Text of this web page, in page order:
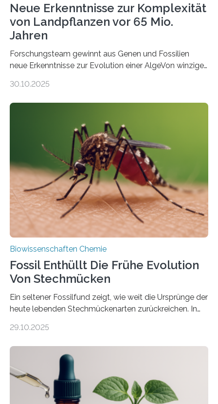
Neue Erkenntnisse zur Komplexität
von Landpflanzen vor 65 Mio.
Jahren
Forschungsteam gewinnt aus Genen und Fossilien
neue Erkenntnisse zur Evolution einer AlgeVon winzigen
Landpflanzen zählen zu den komplexesten
Grünalgen, die vor Hunderten von Millionen Jahren
lebten. Unter den Vorfahren sticht eine Gruppe heraus,
die noch heute in der Natur vorkommt: die
Süßwasseralge Coleochaetophyceae. Einige Arten
dieser Gruppe bilden aus Zellfäden dichte Geflechte
mit scheibenförmiger Gestalt. Was auffällig ist: Die
nächsten…
30.10.2025
Biowissenschaften Chemie
Fossil Enthüllt Die Frühe Evolution
Von Stechmücken
Ein seltener Fossilfund zeigt, wie weit die Ursprünge der
heute lebenden Stechmückenarten zurückreichen. In
Forschende die bisher älteste bekannte Stechmücken-
Region Kachin in Myanmar und hat sich in
ausgezeichnetem Zustand erhalten. Es konnte als neue
Art einer neuen Gattung beschrieben werden und trägt
nun den Namen Cretosabethes primaevus. Dieser erste
fossile Nachweis einer Stechmückenlarve in Bernstein
29.10.2025